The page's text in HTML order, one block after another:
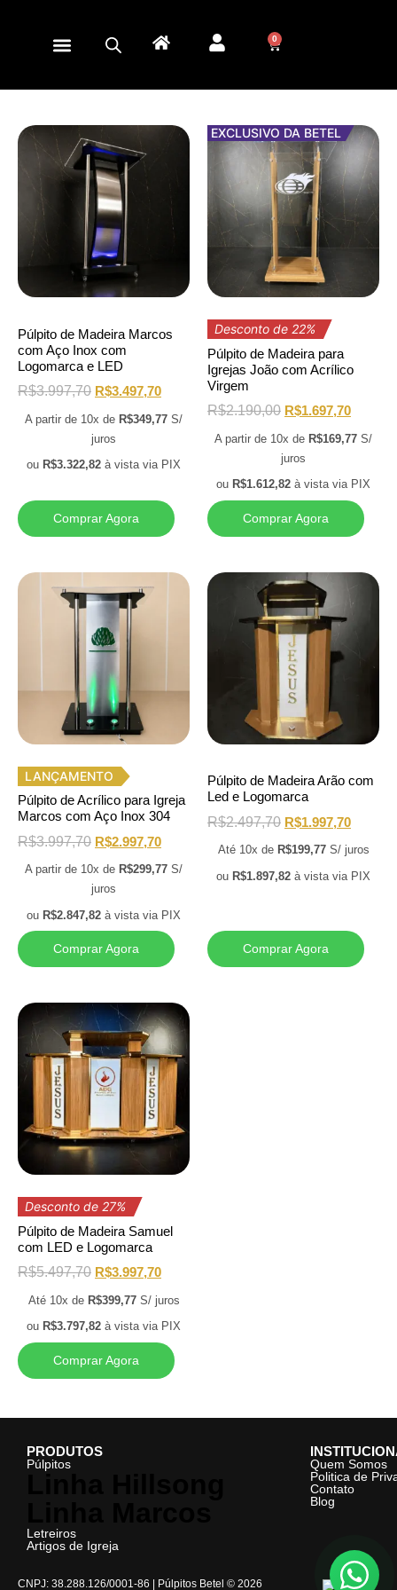
0
Púlpito de Madeira Marcos
com Aço Inox com
Logomarca e LED
R$3.997,70 R$3.497,70
A partir de 10x de R$349,77 S/
juros
ou R$3.322,82 à vista via PIX
Comprar Agora
EXCLUSIVO DA BETEL
Desconto de 22%
Púlpito de Madeira para
Igrejas João com Acrílico
Virgem
R$2.190,00 R$1.697,70
A partir de 10x de R$169,77 S/
juros
ou R$1.612,82 à vista via PIX
Comprar Agora
LANÇAMENTO
Púlpito de Acrílico para Igreja
Marcos com Aço Inox 304
R$3.997,70 R$2.997,70
A partir de 10x de R$299,77 S/
juros
ou R$2.847,82 à vista via PIX
Comprar Agora
Púlpito de Madeira Arão com
Led e Logomarca
R$2.497,70 R$1.997,70
Até 10x de R$199,77 S/ juros
ou R$1.897,82 à vista via PIX
Comprar Agora
Desconto de 27%
Púlpito de Madeira Samuel
com LED e Logomarca
R$5.497,70 R$3.997,70
Até 10x de R$399,77 S/ juros
ou R$3.797,82 à vista via PIX
Comprar Agora
PRODUTOS
Púlpitos
Letreiros
Artigos de Igreja
Quem Somos
Politica de
Contato
Blog
CNPJ: 38.288.126/0001-86 | Púlpitos Betel © 2026